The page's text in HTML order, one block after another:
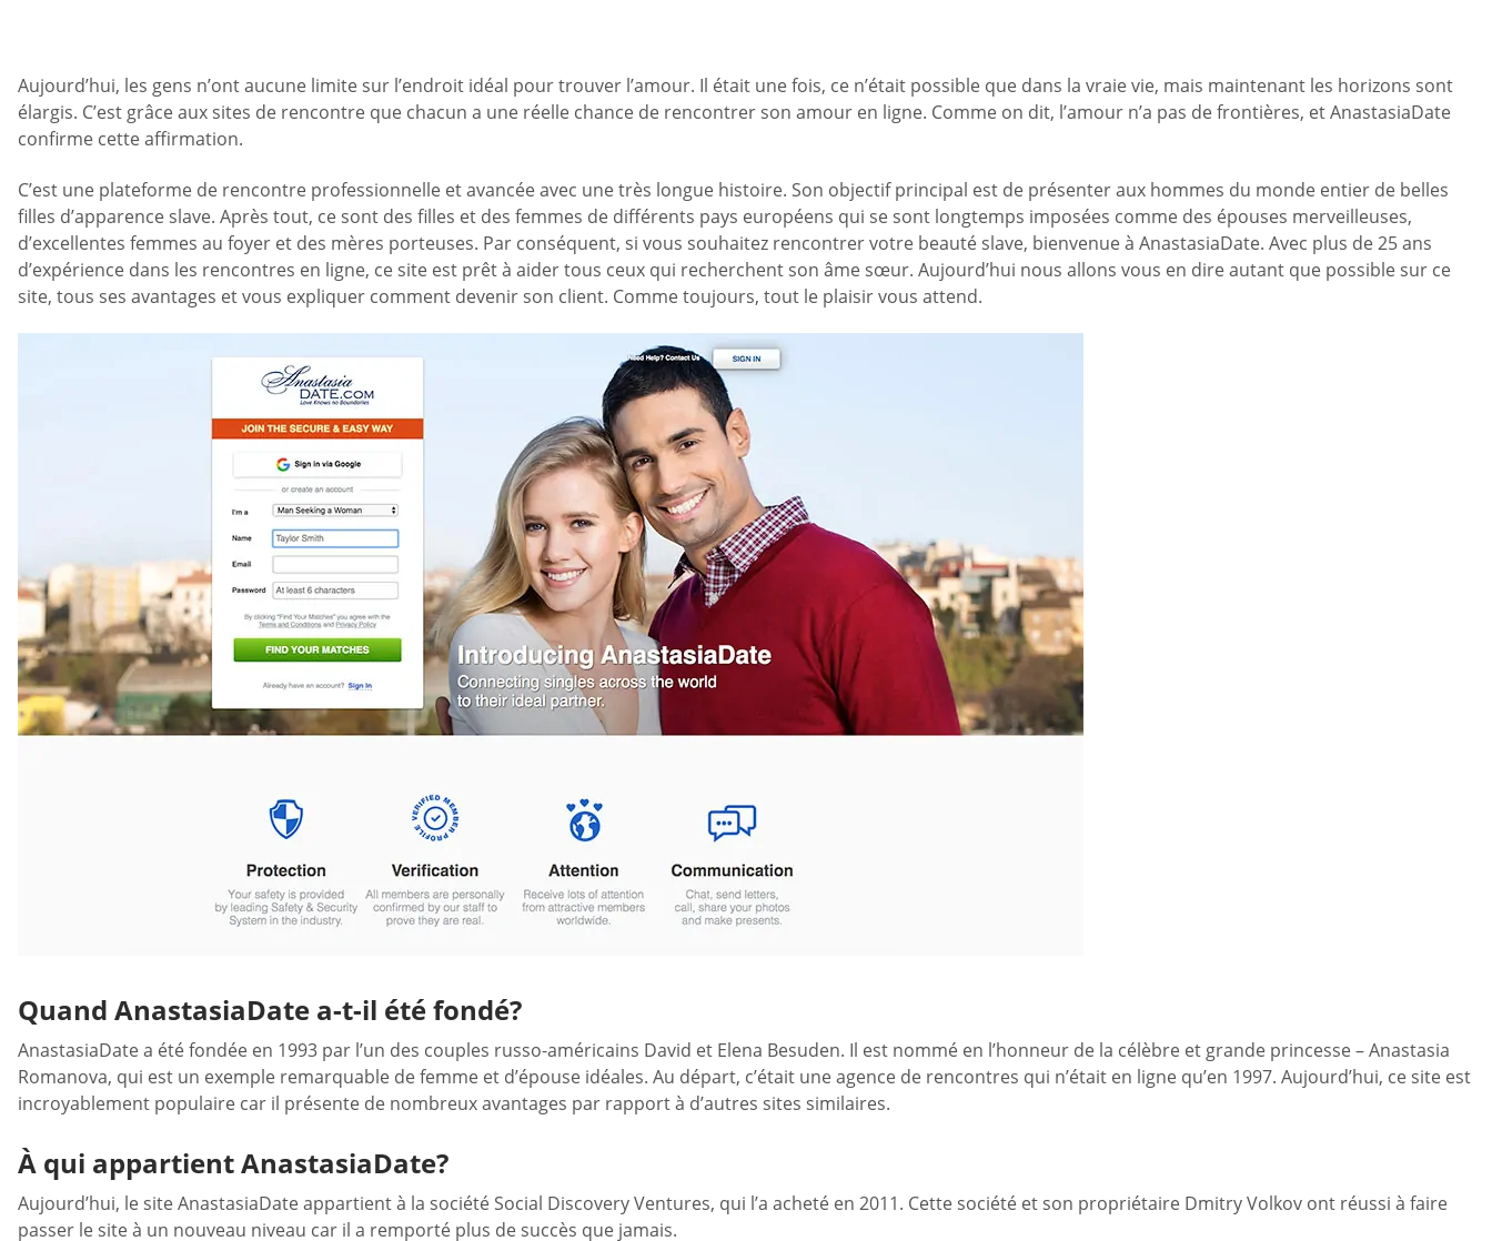
Aujourd’hui, les gens n’ont aucune limite sur l’endroit idéal pour trouver l’amour. Il était une fois, ce n’était possible que dans la vraie vie, mais maintenant les horizons sont
élargis. C’est grâce aux sites de rencontre que chacun a une réelle chance de rencontrer son amour en ligne. Comme on dit, l’amour n’a pas de frontières, et AnastasiaDate
confirme cette affirmation.
C’est une plateforme de rencontre professionnelle et avancée avec une très longue histoire. Son objectif principal est de présenter aux hommes du monde entier de belles
filles d’apparence slave. Après tout, ce sont des filles et des femmes de différents pays européens qui se sont longtemps imposées comme des épouses merveilleuses,
d’excellentes femmes au foyer et des mères porteuses. Par conséquent, si vous souhaitez rencontrer votre beauté slave, bienvenue à AnastasiaDate. Avec plus de 25 ans
d’expérience dans les rencontres en ligne, ce site est prêt à aider tous ceux qui recherchent son âme sœur. Aujourd’hui nous allons vous en dire autant que possible sur ce
site, tous ses avantages et vous expliquer comment devenir son client. Comme toujours, tout le plaisir vous attend.
Quand AnastasiaDate a-t-il été fondé?
AnastasiaDate a été fondée en 1993 par l’un des couples russo-américains David et Elena Besuden. Il est nommé en l’honneur de la célèbre et grande princesse – Anastasia
Romanova, qui est un exemple remarquable de femme et d’épouse idéales. Au départ, c’était une agence de rencontres qui n’était en ligne qu’en 1997. Aujourd’hui, ce site est
incroyablement populaire car il présente de nombreux avantages par rapport à d’autres sites similaires.
À qui appartient AnastasiaDate?
Aujourd’hui, le site AnastasiaDate appartient à la société Social Discovery Ventures, qui l’a acheté en 2011. Cette société et son propriétaire Dmitry Volkov ont réussi à faire
passer le site à un nouveau niveau car il a remporté plus de succès que jamais.